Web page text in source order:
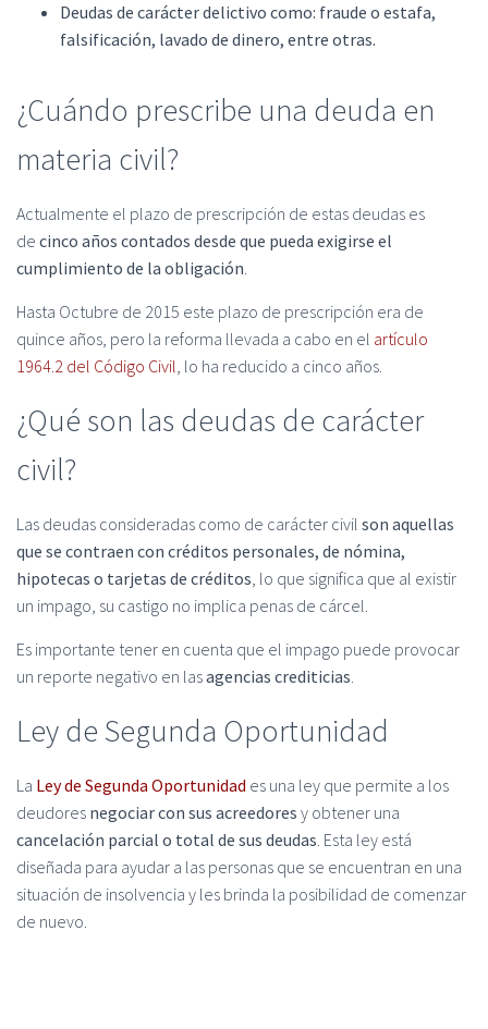
Deudas de carácter delictivo como: fraude o estafa,
falsificación, lavado de dinero, entre otras.
¿Cuándo prescribe una deuda en
materia civil?
Actualmente el plazo de prescripción de estas deudas es
de cinco años contados desde que pueda exigirse el
cumplimiento de la obligación.
Hasta Octubre de 2015 este plazo de prescripción era de
quince años, pero la reforma llevada a cabo en el artículo
1964.2 del Código Civil, lo ha reducido a cinco años.
¿Qué son las deudas de carácter
civil?
Las deudas consideradas como de carácter civil son aquellas
que se contraen con créditos personales, de nómina,
hipotecas o tarjetas de créditos, lo que significa que al existir
un impago, su castigo no implica penas de cárcel.
Es importante tener en cuenta que el impago puede provocar
un reporte negativo en lasagencias crediticias.
Ley de Segunda Oportunidad
La Ley de Segunda Oportunidad es una ley que permite a los
deudores negociar con sus acreedores y obtener una
cancelación parcial o total de sus deudas. Esta ley está
diseñada para ayudar a las personas que se encuentran en una
situación de insolvencia y les brinda la posibilidad de comenzar
de nuevo.